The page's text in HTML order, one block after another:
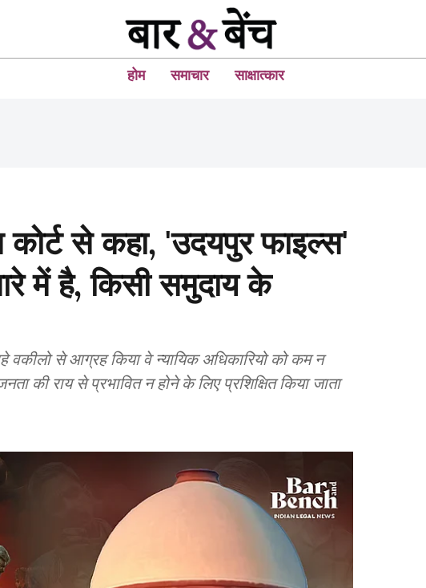
होम समाचार साक्षात्कार
से कहा, 'उदयपुर फाइल्स'
में है, किसी समुदाय के
वकीलो से आग्रह किया वे न्यायिक अधिकारियो को कम न
की राय से प्रभावित न होने के लिए प्रशिक्षित किया जाता